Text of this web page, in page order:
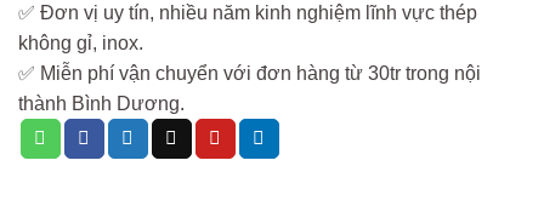
✅ Đơn vị uy tín, nhiều năm kinh nghiệm lĩnh vực thép
không gỉ, inox.
✅ Miễn phí vận chuyển với đơn hàng từ 30tr trong nội
thành Bình Dương.